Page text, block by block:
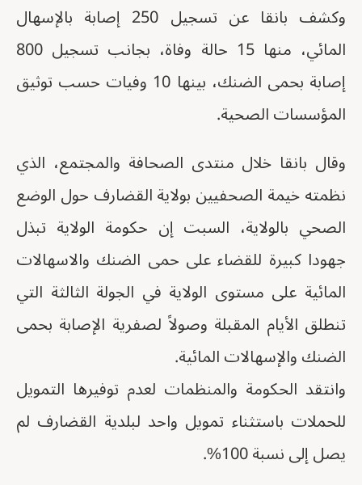
وكشف بانقا عن تسجيل 250 إصابة بالإسهال
المائي، منها 15 حالة وفاة، بجانب تسجيل 800
إصابة بحمى الضنك، بينها 10 وفيات حسب توثيق
المؤسسات الصحية.
وقال بانقا خلال منتدى الصحافة والمجتمع، الذي
نظمته خيمة الصحفيين بولاية القضارف حول الوضع
الصحي بالولاية، السبت إن حكومة الولاية تبذل
جهودا كبيرة للقضاء على حمى الضنك والاسهالات
المائية على مستوى الولاية في الجولة الثالثة التي
تنطلق الأيام المقبلة وصولاً لصفرية الإصابة بحمى
الضنك والإسهالات المائية.
وانتقد الحكومة والمنظمات لعدم توفيرها التمويل
للحملات باستثناء تمويل واحد لبلدية القضارف لم
يصل إلى نسبة 100%.